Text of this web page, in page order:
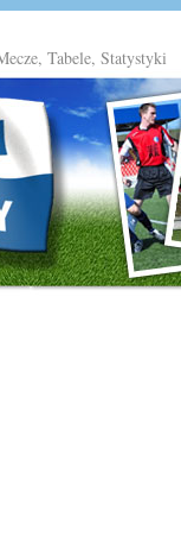
Tabele, Statystyki